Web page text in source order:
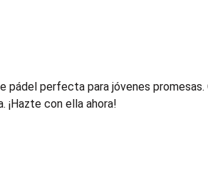
pádel perfecta para jóvenes
¡Hazte con ella ahora!